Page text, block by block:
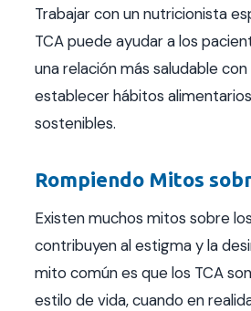
Trabajar con un nutricionista
TCA puede ayudar a los
una relación más saludable
establecer hábitos
sostenibles.
Rompiendo Mitos
Existen muchos mitos sobre
contribuyen al estigma y la
mito común es que los TCA
estilo de vida, cuando en